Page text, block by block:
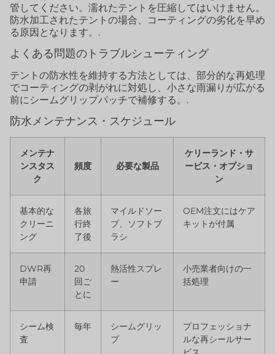
管してください。濡れたテントを圧縮してはいけません。
防水加工されたテントの場合、コーティングの劣化を早め
る原因となります。.
よくある問題のトラブルシューティング
テントの防水性を維持する方法としては、部分的な再処理
でコーティングの剥がれに対処し、小さな雨漏りが広がる
前にシームグリップパッチで補修する。.
防水メンテナンス・スケジュール
メンテナ
ンスタス
ク
頻度 必要な製品
ケリーランド・サ
ービス・オプショ
ン
基本的な
クリーニ
ング
各旅
行終
了後
マイルドソー
プ、ソフトブ
ラシ
OEM注文にはケア
キットが付属
DWR再
申請
20
回ご
とに
熱活性スプレ
ー
小売業者向けの一
括処理
シーム検
査
毎年
シームグリッ
プ
プロフェッショナ
ルな再シールサー